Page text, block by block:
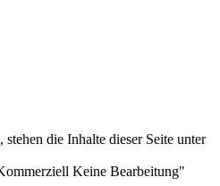
, stehen die Inhalte dieser Seite unter